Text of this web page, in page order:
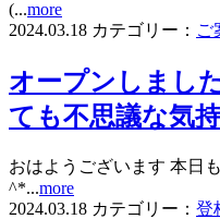
(...more
2024.03.18 カテゴリー： ご
オープンしまし
ても不思議な気
おはようございます 本日
^*...more
2024.03.18 カテゴリー： 登